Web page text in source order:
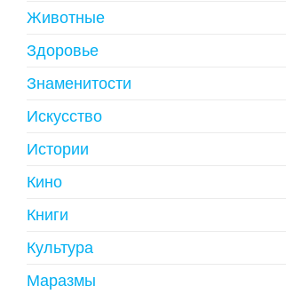
Животные
Здоровье
Знаменитости
Искусство
Истории
Кино
Книги
Культура
Маразмы